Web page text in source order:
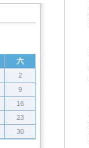
六
2
9
16
23
30